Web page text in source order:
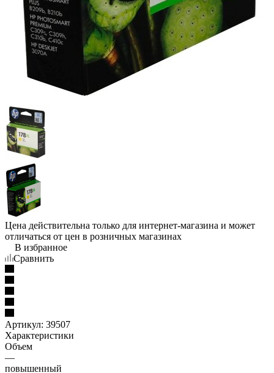
Цена действительна только для интернет-магазина и может
отличаться от цен в розничных магазинах
В избранное
Сравнить
Артикул: 39507
Характеристики
Объем
—
повышенный